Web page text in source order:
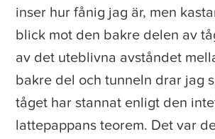
inser hur fånig jag är, men
blick mot den bakre delen av
av det uteblivna avståndet
bakre del och tunneln drar jag
tåget har stannat enligt den
lattepappans teorem. Det var